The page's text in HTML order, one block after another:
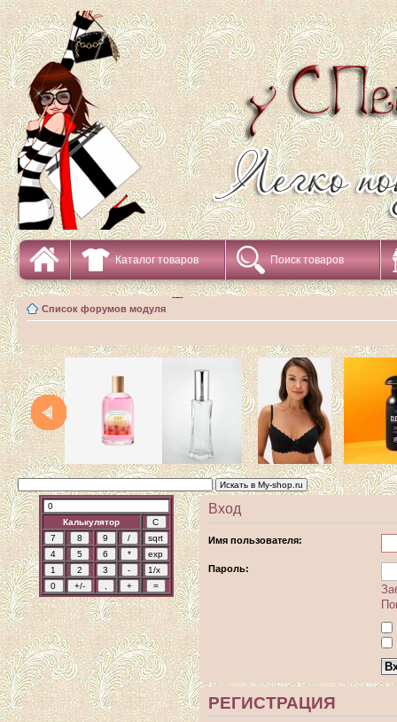
Каталог товаров Поиск товаров
Список форумов модуля
Калькулятор
Вход
Имя пользователя:
Пароль:
РЕГИСТРАЦИЯ